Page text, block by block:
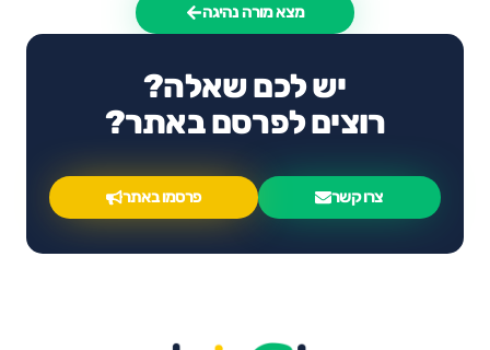
מצא מורה נהיגה
יש לכם שאלה?
רוצים לפרסם באתר?
צרו קשר פרסמו באתר